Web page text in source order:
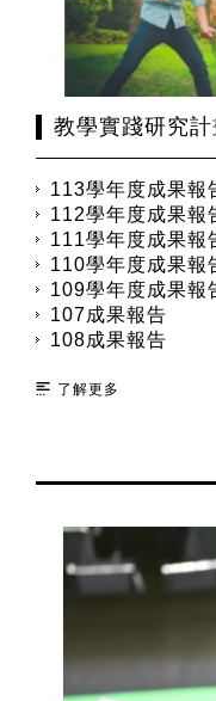
教學實踐研究計
113學年度成果報
112學年度成果報
111學年度成果報
110學年度成果報
109學年度成果報
107成果報告
108成果報告
了解更多